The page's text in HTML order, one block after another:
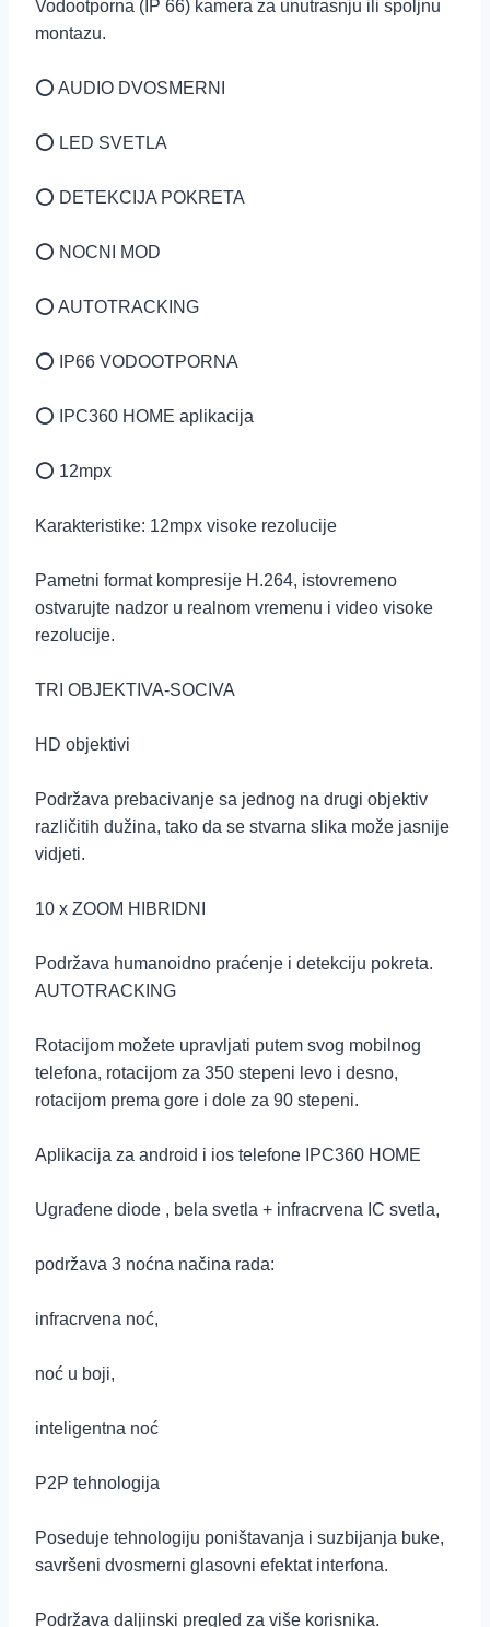
Vodootporna (IP 66) kamera za unutrasnju ili spoljnu
montazu.
⭕️ AUDIO DVOSMERNI
⭕️ LED SVETLA
⭕️ DETEKCIJA POKRETA
⭕️ NOCNI MOD
⭕️ AUTOTRACKING
⭕️ IP66 VODOOTPORNA
⭕️ IPC360 HOME aplikacija
⭕️ 12mpx
Karakteristike: 12mpx visoke rezolucije
Pametni format kompresije H.264, istovremeno
ostvarujte nadzor u realnom vremenu i video visoke
rezolucije.
TRI OBJEKTIVA-SOCIVA
HD objektivi
Podržava prebacivanje sa jednog na drugi objektiv
različitih dužina, tako da se stvarna slika može jasnije
vidjeti.
10 x ZOOM HIBRIDNI
Podržava humanoidno praćenje i detekciju pokreta.
AUTOTRACKING
Rotacijom možete upravljati putem svog mobilnog
telefona, rotacijom za 350 stepeni levo i desno,
rotacijom prema gore i dole za 90 stepeni.
Aplikacija za android i ios telefone IPC360 HOME
Ugrađene diode , bela svetla + infracrvena IC svetla,
podržava 3 noćna načina rada:
infracrvena noć,
noć u boji,
inteligentna noć
P2P tehnologija
Poseduje tehnologiju poništavanja i suzbijanja buke,
savršeni dvosmerni glasovni efektat interfona.
Podržava daljinski pregled za više korisnika.